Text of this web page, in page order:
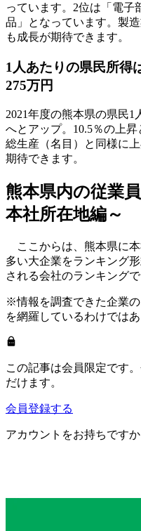
っています。2位は「電子
品」となっています。製
も成長が期待できます。
1人あたりの県民所得
275万円
2021年度の熊本県の県民1
へとアップ。10.5％の上
総生産（名目）と同様に
期待できます。
熊本県内の従業
本社所在地編～
ここからは、熊本県に
多い大企業をランキング
される会社のランキングで
※情報を調査できた企業
を網羅しているわけではあ
この記事は会員限定です
だけます。
会員登録する
アカウントをお持ちですか